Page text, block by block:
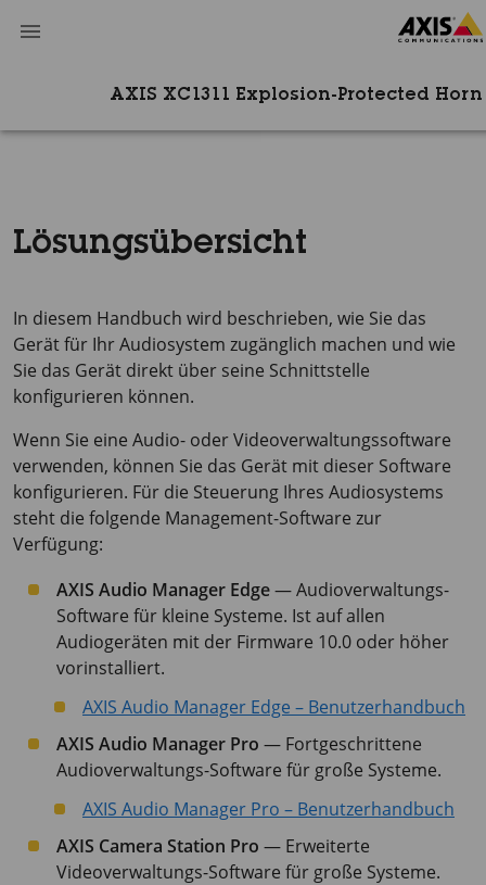
AXIS XC1311 Explosion-Protected
Lösungsübersicht
In diesem Handbuch wird beschrieben, wie Sie das
Gerät für Ihr Audiosystem zugänglich machen und wie
Sie das Gerät direkt über seine Schnittstelle
konfigurieren können.
Wenn Sie eine Audio- oder Videoverwaltungssoftware
verwenden, können Sie das Gerät mit dieser Software
konfigurieren. Für die Steuerung Ihres Audiosystems
steht die folgende Management-Software zur
Verfügung:
AXIS Audio Manager Edge— Audioverwaltungs-
Software für kleine Systeme. Ist auf allen
Audiogeräten mit der Firmware 10.0 oder höher
vorinstalliert.
AXIS Audio Manager Edge – Benutzerhandbuch
AXIS Audio Manager Pro — Fortgeschrittene
Audioverwaltungs-Software für große Systeme.
AXIS Audio Manager Pro – Benutzerhandbuch
AXIS Camera Station Pro — Erweiterte
Videoverwaltungs-Software für große Systeme.